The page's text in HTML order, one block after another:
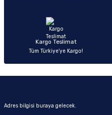
Kargo Teslimat
Tüm Türkiye’ye Kargo!
Adres bilgisi buraya gelecek.